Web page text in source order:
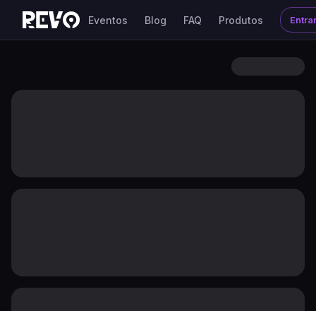
Eventos Blog FAQ Produtos